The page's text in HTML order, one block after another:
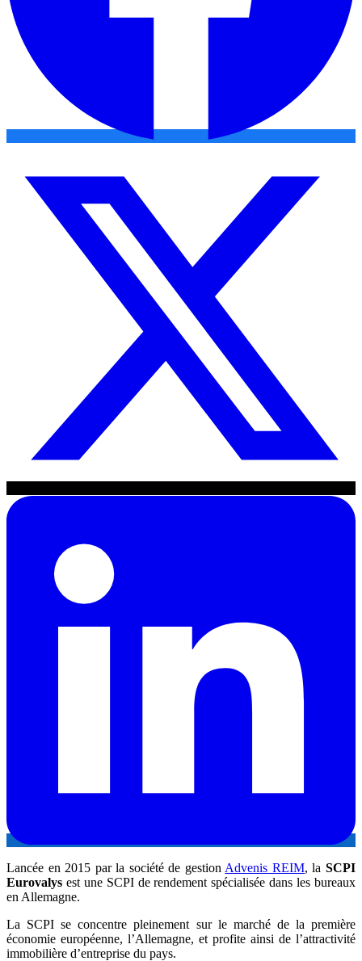
Lancée en 2015 par la société de gestion Advenis REIM, laSCPI
Eurovalys est une SCPI de rendement spécialisée dans les bureaux
en Allemagne.
La SCPI se concentre pleinement sur le marché de la première
économie européenne, l’Allemagne, et profite ainsi de l’attractivité
immobilière d’entreprise du pays.